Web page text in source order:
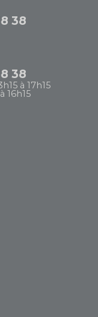
38
38
à 17h15
16h15